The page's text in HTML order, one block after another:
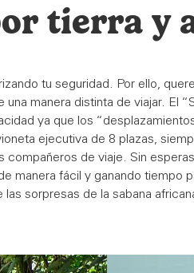
tierra y
tu seguridad. Por ello,
manera distinta de viajar. El
ya que los
ejecutiva de 8 plazas,
compañeros de viaje. Sin
manera fácil y ganando tiempo
sorpresas de la sabana